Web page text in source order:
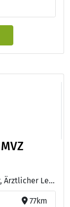
Ärzte: PD Dr. med. Johann Schönberger, Ärztlicher Leiter - Dr. Alzbeta Kulová, Fachärztin für Nuklearmedizin
77km